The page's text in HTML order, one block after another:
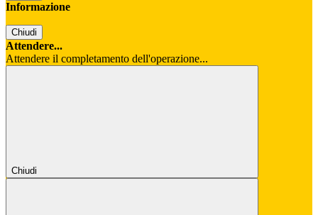
Informazione
Chiudi
Attendere...
Attendere il completamento dell'operazione...
Chiudi